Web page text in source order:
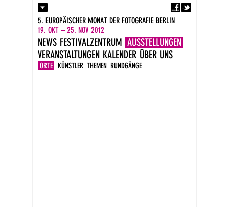
Kontakt
Presse
Impressum
DE
EN
5. EUROPÄISCHER MONAT DER FOTOGRAFIE BERLIN
19. OKT – 25. NOV 2012
NEWS FESTIVALZENTRUM AUSSTELLUNGEN
ORTE KÜNSTLER THEMEN RUNDGÄNGE
VERANSTALTUNGEN KALENDER ÜBER UNS